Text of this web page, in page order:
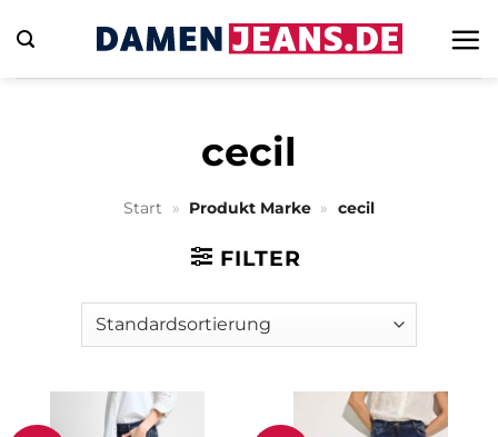
Inhalt
springen
cecil
Start » Produkt Marke » cecil
FILTER